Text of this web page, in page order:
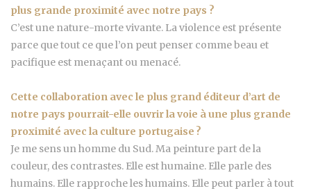
plus grande proximité avec notre pays ?
C’est une nature-morte vivante. La violence est présente
parce que tout ce que l’on peut penser comme beau et
pacifique est menaçant ou menacé.
Cette collaboration avec le plus grand éditeur d’art de
notre pays pourrait-elle ouvrir la voie à une plus grande
proximité avec la culture portugaise ?
Je me sens un homme du Sud. Ma peinture part de la
couleur, des contrastes. Elle est humaine. Elle parle des
humains. Elle rapproche les humains. Elle peut parler à tout